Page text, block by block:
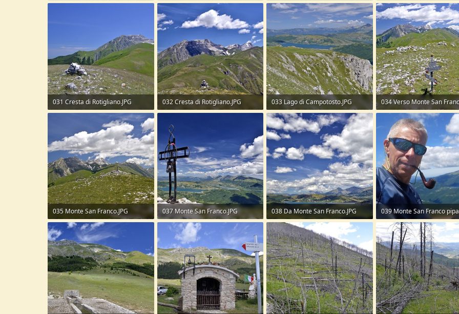
253,9 KB · Visite: 53
258,9 KB · Visite: 54
270,2 KB · Visite: 49
031 Cresta di Rotigliano.JPG
032 Cresta di Rotigliano.JPG
033 Lago di Campotosto.JPG
334,9 KB · Visite: 55
034 Verso Monte San
382,9 KB · Visite: 61
035 Monte San Franco.JPG
279,7 KB · Visite: 65
037 Monte San Franco.JPG
231,1 KB · Visite: 61
038 Da Monte San Franco.JPG
210,5 KB · Visite: 63
039 Monte San Franco
189,2 KB · Visite: 54